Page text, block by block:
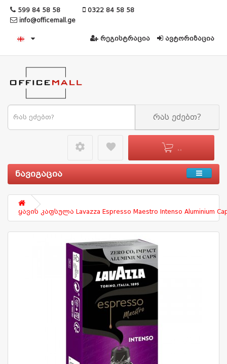
599 84 58 58
0322 84 58 58
info@officemall.ge
რეგისტრაცია ავტორიზაცია
რას ეძებთ?
0 - 0
favorite
settings49
ნავიგაცია
ყავის კაფსულა Lavazza Espresso Maestro Intenso Aluminium